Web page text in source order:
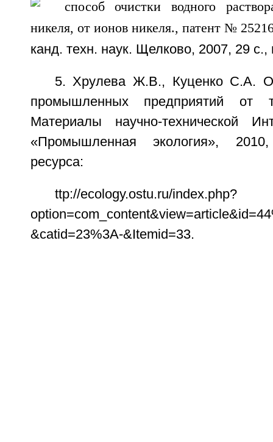
канд. техн. наук. Щелково, 2007, 29 с.,
5. Хрулева Ж.В., Куценко С.А.
промышленных предприятий от
Материалы научно-технической
«Промышленная экология»,
ресурса:
ttp://ecology.ostu.ru/index.php?
&catid=23%3A-&Itemid=33.